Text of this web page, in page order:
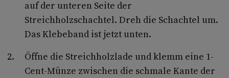
auf der unteren Seite der
Streichholzschachtel. Dreh die Schachtel um.
Das Klebeband ist jetzt unten.
Öffne die Streichholzlade und klemm eine 1-
Cent-Münze zwischen die schmale Kante der